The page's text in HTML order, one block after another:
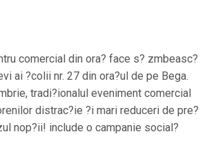
comercial din ora? face s? zmbeasc?
ai ?colii nr. 27 din ora?ul de pe Bega.
tradi?ionalul eveniment comercial
distrac?ie ?i mari reduceri de pre?
nop?ii! include o campanie social?